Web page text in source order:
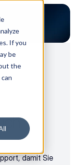
If you
be
the
can
damit Sie